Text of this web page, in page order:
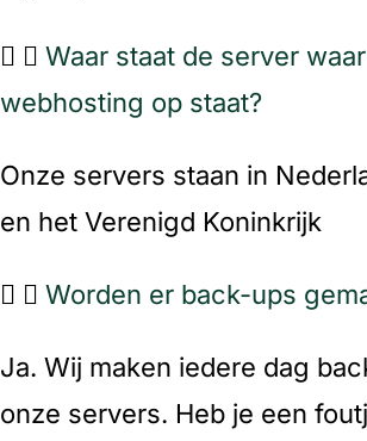
Waar staat de server
webhosting op staat?
Onze servers staan in
en het Verenigd Koninkrijk
Worden er back-ups
Ja. Wij maken iedere dag
onze servers. Heb je een